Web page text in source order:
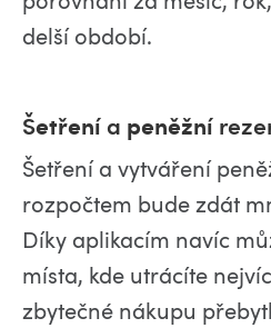
delší období.
Šetření a peněžní
Šetření a vytváření
rozpočtem bude zdát
Díky aplikacím navíc
místa, kde utrácíte
zbytečné nákupu